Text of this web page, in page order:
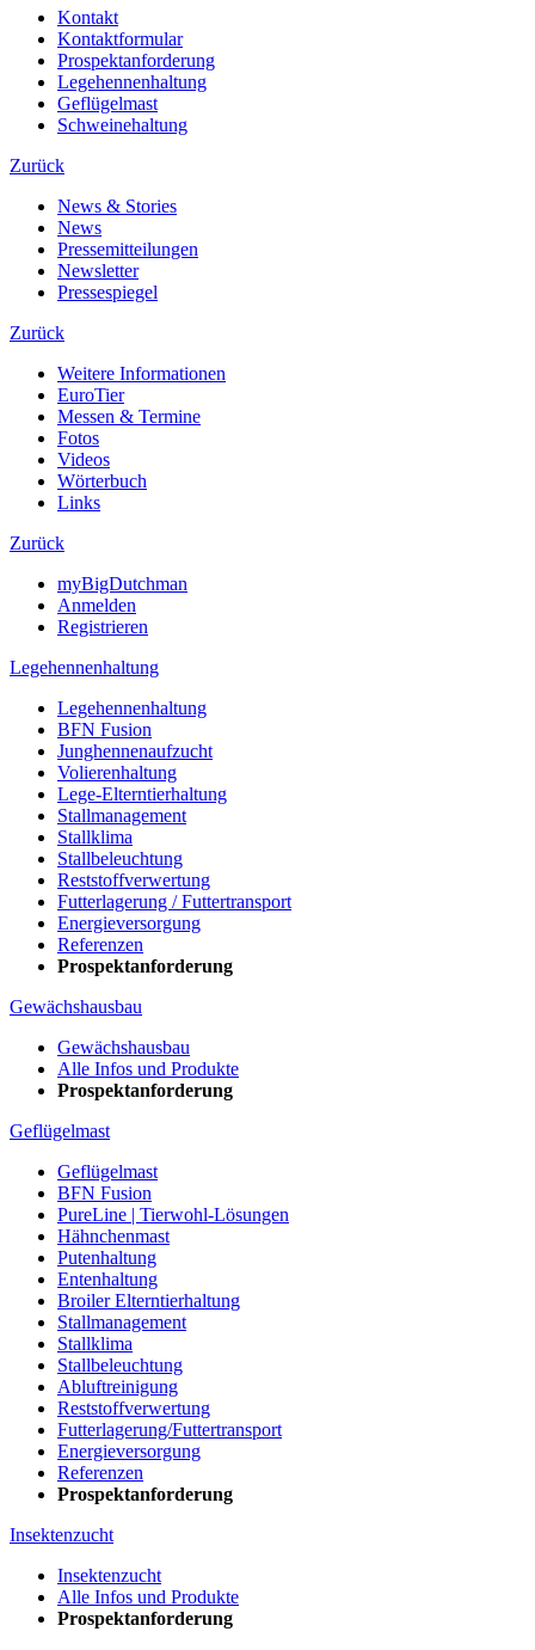
Kontakt
Kontaktformular
Prospektanforderung
Legehennenhaltung
Geflügelmast
Schweinehaltung
Zurück
News & Stories
News
Pressemitteilungen
Newsletter
Pressespiegel
Zurück
Weitere Informationen
EuroTier
Messen & Termine
Fotos
Videos
Wörterbuch
Links
Zurück
myBigDutchman
Anmelden
Registrieren
Legehennenhaltung
Legehennenhaltung
BFN Fusion
Junghennenaufzucht
Volierenhaltung
Lege-Elterntierhaltung
Stallmanagement
Stallklima
Stallbeleuchtung
Reststoffverwertung
Futterlagerung / Futtertransport
Energieversorgung
Referenzen
Prospektanforderung
Gewächshausbau
Gewächshausbau
Alle Infos und Produkte
Prospektanforderung
Geflügelmast
Geflügelmast
BFN Fusion
PureLine | Tierwohl-Lösungen
Hähnchenmast
Putenhaltung
Entenhaltung
Broiler Elterntierhaltung
Stallmanagement
Stallklima
Stallbeleuchtung
Abluftreinigung
Reststoffverwertung
Futterlagerung/Futtertransport
Energieversorgung
Referenzen
Prospektanforderung
Insektenzucht
Insektenzucht
Alle Infos und Produkte
Prospektanforderung